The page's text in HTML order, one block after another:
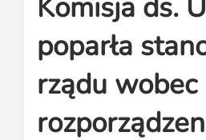
Partnerzy ZPL
Subskrybuj Leaseletter
Materiały do pobrania
Kontakt dla mediów
Klauzule informacyjne
Komisja ds.
poparła
rządu